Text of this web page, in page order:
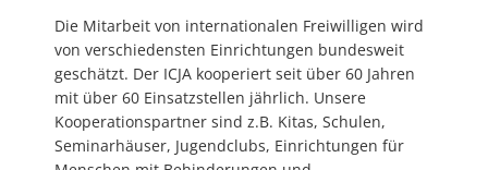
Die Mitarbeit von internationalen Freiwilligen wird
von verschiedensten Einrichtungen bundesweit
geschätzt. Der ICJA kooperiert seit über 60 Jahren
mit über 60 Einsatzstellen jährlich. Unsere
Kooperationspartner sind z.B. Kitas, Schulen,
Seminarhäuser, Jugendclubs, Einrichtungen für